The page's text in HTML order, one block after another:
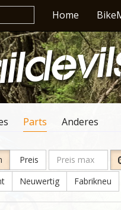
Home
Parts Anderes
Preis
Neuwertig Fabrikneu